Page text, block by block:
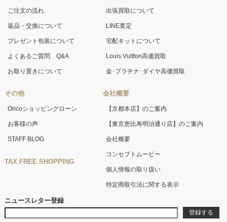
ご注文の流れ
返品・交換について
プレゼント包装について
よくあるご質問 Q&A
お取り置きについて
その他
Oricoショッピングローン
お客様の声
STAFF BLOG
TAX FREE SHOPPING
出張買取について
LINE査定
宅配キットについて
Louis Vuitton高価買取
金･プラチナ･ダイヤ高価買取
会社概要
【京都本店】のご案内
【東京恵比寿明治通り店】のご案内
会社概要
コンセプトムービー
個人情報の取り扱い
特定商取引法に関する表示
ニュースレター登録